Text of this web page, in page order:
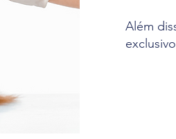
Além